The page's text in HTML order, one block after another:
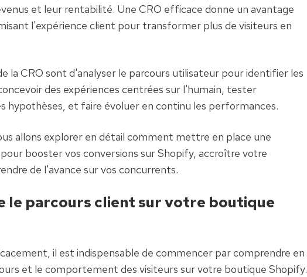
et leur rentabilité. Une CRO efficace donne un avantage
l'expérience client pour transformer plus de visiteurs en
la CRO sont d'analyser le parcours utilisateur pour identifier les
des expériences centrées sur l'humain, tester
hypothèses, et faire évoluer en continu les performances.
allons explorer en détail comment mettre en place une
booster vos conversions sur Shopify, accroître votre
de l'avance sur vos concurrents.
le parcours client sur votre boutique
il est indispensable de commencer par comprendre en
et le comportement des visiteurs sur votre boutique Shopify.